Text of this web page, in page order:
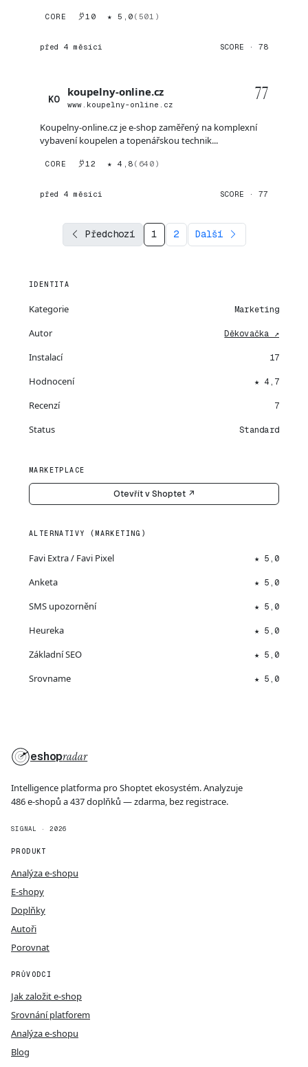
CORE 10 ★ 5,0 (501)
před 4 měsíci SCORE · 78
KO
koupelny-online.cz
www.koupelny-online.cz
77
Koupelny-online.cz je e-shop zaměřený na komplexní
vybavení koupelen a topenářskou technik...
CORE 12 ★ 4,8 (640)
před 4 měsíci SCORE · 77
Předchozí 1 2 Další
IDENTITA
Kategorie Marketing
Autor Děkovačka ↗
Instalací 17
Hodnocení ★ 4,7
Recenzí 7
Status Standard
MARKETPLACE
Otevřít v Shoptet ↗
ALTERNATIVY (MARKETING)
Favi Extra / Favi Pixel ★ 5,0
Anketa ★ 5,0
SMS upozornění ★ 5,0
Heureka ★ 5,0
Základní SEO ★ 5,0
Srovname ★ 5,0
eshopradar
Intelligence platforma pro Shoptet ekosystém. Analyzuje
486 e-shopů a 437 doplňků — zdarma, bez registrace.
SIGNAL · 2026
PRODUKT
Analýza e-shopu
E-shopy
Doplňky
Autoři
Porovnat
PRŮVODCI
Jak založit e-shop
Srovnání platforem
Analýza e-shopu
Blog